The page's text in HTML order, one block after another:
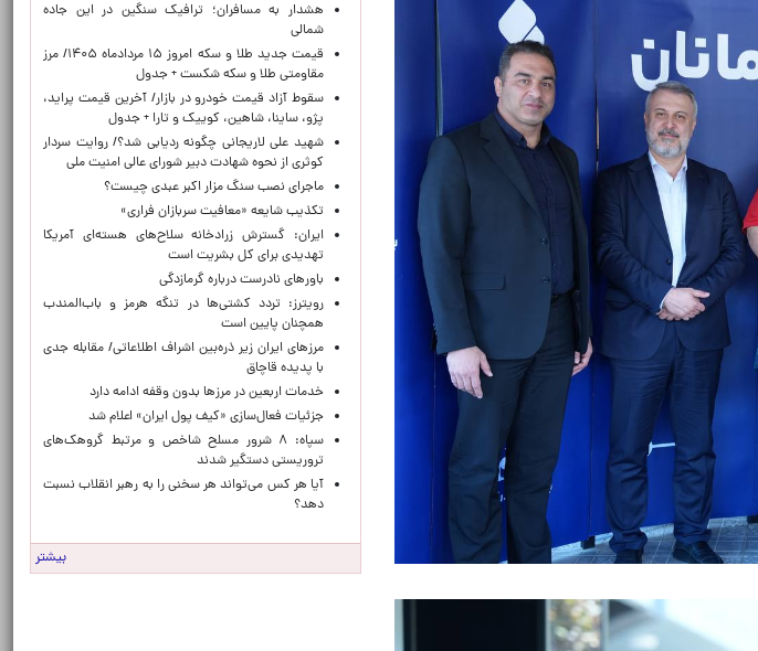
هشدار به مسافران؛ ترافیک سنگین در این جاده
شمالی
قیمت جدید طلا و سکه امروز ۱۵ مردادماه ۱۴۰۵/ مرز
مقاومتی طلا و سکه شکست + جدول
سقوط آزاد قیمت خودرو در بازار/ آخرین قیمت پراید،
پژو، ساینا، شاهین، کوییک و تارا + جدول
شهید علی لاریجانی چگونه ردیابی شد؟/ روایت سردار
کوثری از نحوه شهادت دبیر شورای عالی امنیت ملی
ماجرای نصب سنگ مزار اکبر عبدی چیست؟
تکذیب شایعه «معافیت سربازان فراری»
ایران: گسترش زرادخانه سلاح‌های هسته‌ای آمریکا
تهدیدی برای کل بشریت است
باورهای نادرست درباره گرمازدگی
رویترز: تردد کشتی‌ها در تنگه هرمز و باب‌المندب
همچنان پایین است
مرزهای ایران زیر ذره‌بین اشراف اطلاعاتی/ مقابله جدی
با پدیده قاچاق
خدمات اربعین در مرزها بدون وقفه ادامه دارد
جزئیات فعال‌سازی «کیف پول ایران» اعلام شد
سپاه: ۸ شرور مسلح شاخص و مرتبط گروهک‌های
تروریستی دستگیر شدند
آیا هر کس می‌تواند هر سخنی را به رهبر انقلاب نسبت
دهد؟
بیشتر